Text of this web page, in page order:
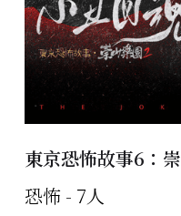
學生優惠
主持/劇本招募
到址及團建服務
傳媒報道
聯絡我們
東京恐怖故事6：
恐怖 - 7人